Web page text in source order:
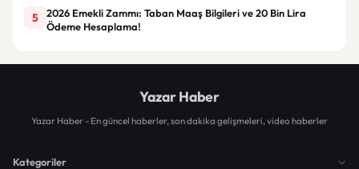
5
2026 Emekli Zammı: Taban Maaş Bilgileri ve 20 Bin Lira
Ödeme Hesaplama!
Yazar Haber
Yazar Haber - En güncel haberler, son dakika gelişmeleri, video haberler
Kategoriler